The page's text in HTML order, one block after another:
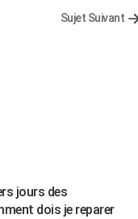
Sujet Suivant
jours des
dois je reparer